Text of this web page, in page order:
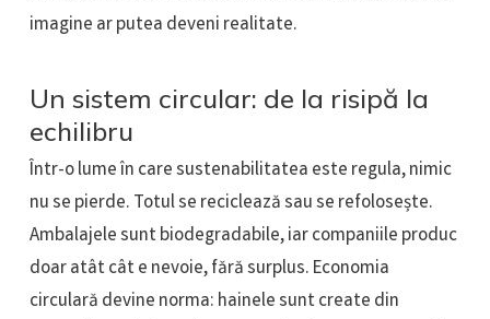
imagine ar putea deveni realitate.
Un sistem circular: de la risipă la
echilibru
Într-o lume în care sustenabilitatea este regula, nimic
nu se pierde. Totul se reciclează sau se refolosește.
Ambalajele sunt biodegradabile, iar companiile produc
doar atât cât e nevoie, fără surplus. Economia
circulară devine norma: hainele sunt create din